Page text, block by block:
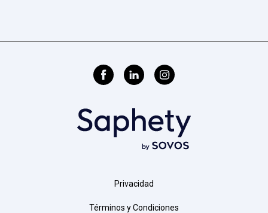
Privacidad
Términos y Condiciones